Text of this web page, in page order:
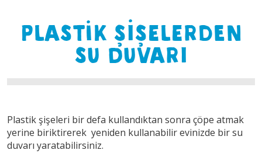
PLASTİK ŞİŞELERDEN
SU DUVARI
Plastik şişeleri bir defa kullandıktan sonra çöpe atmak
yerine biriktirerek yeniden kullanabilir evinizde bir su
duvarı yaratabilirsiniz.